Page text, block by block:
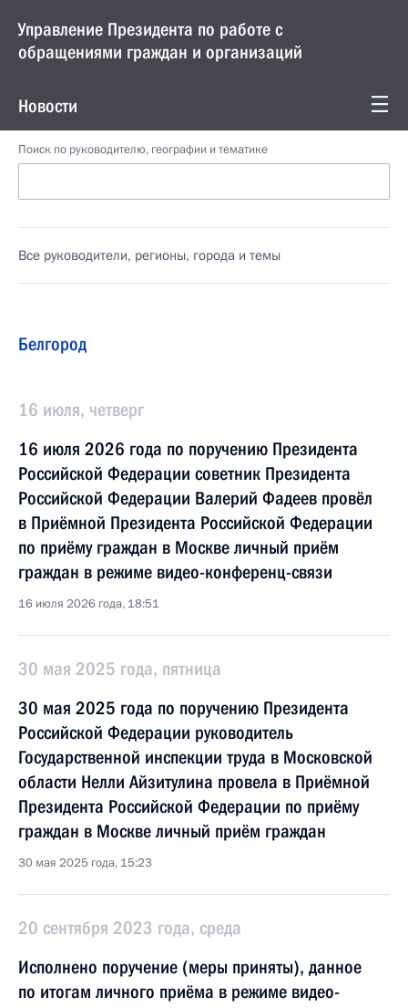
Управление Президента по работе с
обращениями граждан и организаций
Новости
Поиск по руководителю, географии и тематике
Все руководители, регионы, города и темы
Белгород
16 июля, четверг
16 июля 2026 года по поручению Президента
Российской Федерации советник Президента
Российской Федерации Валерий Фадеев провёл
в Приёмной Президента Российской Федерации
по приёму граждан в Москве личный приём
граждан в режиме видео-конференц-связи
16 июля 2026 года, 18:51
30 мая 2025 года, пятница
30 мая 2025 года по поручению Президента
Российской Федерации руководитель
Государственной инспекции труда в Московской
области Нелли Айзитулина провела в Приёмной
Президента Российской Федерации по приёму
граждан в Москве личный приём граждан
30 мая 2025 года, 15:23
20 сентября 2023 года, среда
Исполнено поручение (меры приняты), данное
по итогам личного приёма в режиме видео-